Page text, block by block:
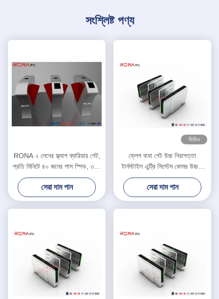
সংশ্লিষ্ট পণ্য
RONA ২ লেনের ফ্ল্যাপ ব্যারিয়ার গেট,
প্রতি মিনিটে ৪০ জনের পাস স্পিড, ৩০৪
স্টেইনলেস স্টিল নির্মাণ এবং দ্বিমুখী
অ্যাক্সেস কন্ট্রোল
সেরা দাম পান
ভিডিও
ফ্লেপ বাধা গেট উচ্চ নিরাপত্তা
টার্নস্টাইল এন্ট্রি সিস্টেম কোমর উচ্চতা
টার্নস্টাইল 550mm পাসওয়ার্ড প্রস্থ
সেরা দাম পান